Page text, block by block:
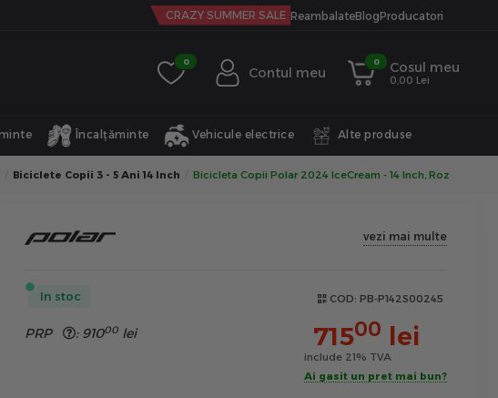
CRAZY SUMMER SALE ReambalateBlogProducatori
0
Contul meu
0 Cosul meu
0,00 Lei
Încalțăminte Vehicule electrice Alte produse
Biciclete Copii 3 - 5 Ani 14 Inch Bicicleta Copii Polar 2024 IceCream - 14 Inch, Roz
vezi mai multe
In stoc COD: PB-P142S00245
PRP : 91000 lei 71500 lei
include 21% TVA
Ai gasit un pret mai bun?